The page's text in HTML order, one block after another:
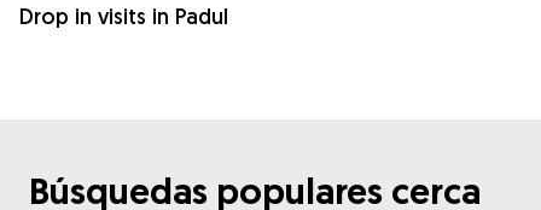
Drop in visits in Padul
Búsquedas populares cerca